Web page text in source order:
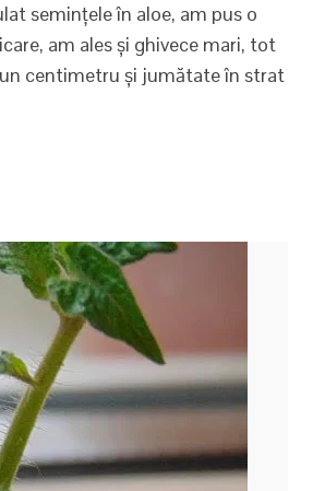
semințele în aloe, am pus o
am ales și ghivece mari, tot
centimetru și jumătate în strat